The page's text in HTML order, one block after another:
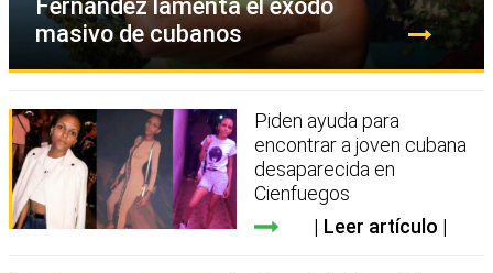
Fernández lamenta el éxodo
masivo de cubanos
Piden ayuda para
encontrar a joven cubana
desaparecida en
Cienfuegos
Leer artículo